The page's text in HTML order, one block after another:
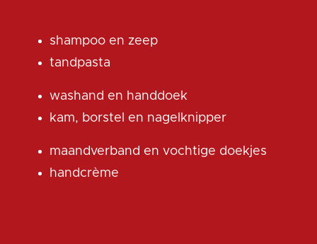
shampoo en zeep
tandpasta
washand en handdoek
kam, borstel en nagelknipper
maandverband en vochtige doekjes
handcrème